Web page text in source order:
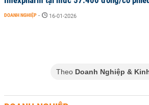
DOANH NGHIỆP - 16-01-2026
Theo Doanh Nghiệp &